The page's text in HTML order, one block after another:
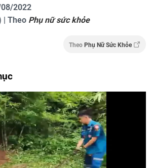
2022
| Theo Phụ nữ sức khỏe
Theo Phụ Nữ Sức Khỏe